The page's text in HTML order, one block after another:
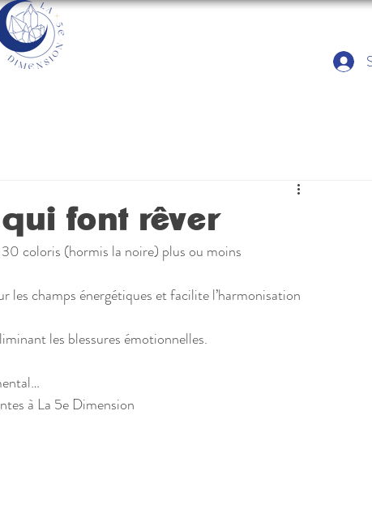
font rêver
coloris (hormis la noire) plus ou moins
les champs énergétiques et facilite l’harmonisation
les blessures émotionnelles.
à La 5e Dimension